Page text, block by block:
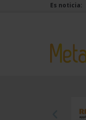
Es noticia: